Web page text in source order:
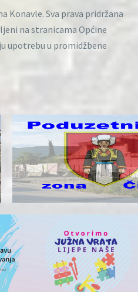
Konavle. Sva prava pridržana
na stranicama Općine
upotrebu u promidžbene